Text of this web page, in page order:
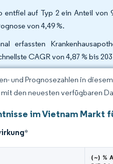
entfiel auf Typ 2 ein Anteil von
von 4,49 %.
erfassten
CAGR von 4,87 % bis
und Prognosezahlen in
den neuesten verfügbaren
im Vietnam Markt
*
(~) %